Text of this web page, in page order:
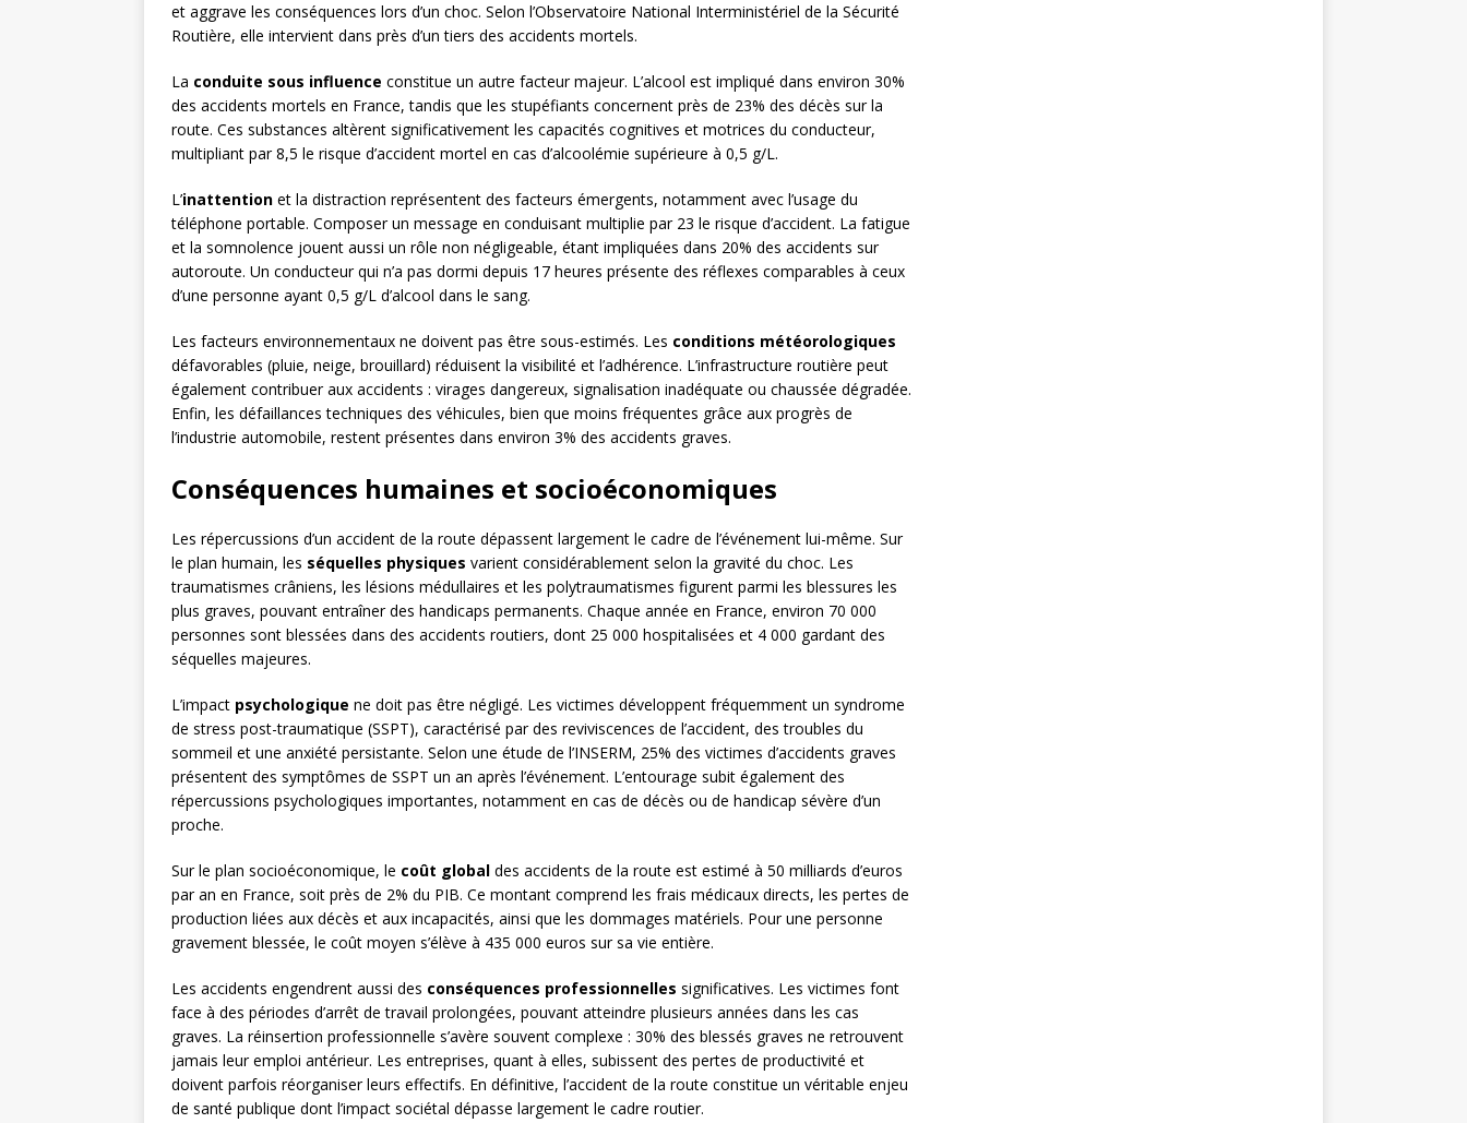
et aggrave les conséquences lors d’un choc. Selon l’Observatoire National Interministériel de la Sécurité
Routière, elle intervient dans près d’un tiers des accidents mortels.
La conduite sous influence constitue un autre facteur majeur. L’alcool est impliqué dans environ 30%
des accidents mortels en France, tandis que les stupéfiants concernent près de 23% des décès sur la
route. Ces substances altèrent significativement les capacités cognitives et motrices du conducteur,
multipliant par 8,5 le risque d’accident mortel en cas d’alcoolémie supérieure à 0,5 g/L.
L’inattention et la distraction représentent des facteurs émergents, notamment avec l’usage du
téléphone portable. Composer un message en conduisant multiplie par 23 le risque d’accident. La fatigue
et la somnolence jouent aussi un rôle non négligeable, étant impliquées dans 20% des accidents sur
autoroute. Un conducteur qui n’a pas dormi depuis 17 heures présente des réflexes comparables à ceux
d’une personne ayant 0,5 g/L d’alcool dans le sang.
Les facteurs environnementaux ne doivent pas être sous-estimés. Les conditions météorologiques
défavorables (pluie, neige, brouillard) réduisent la visibilité et l’adhérence. L’infrastructure routière peut
également contribuer aux accidents : virages dangereux, signalisation inadéquate ou chaussée dégradée.
Enfin, les défaillances techniques des véhicules, bien que moins fréquentes grâce aux progrès de
l’industrie automobile, restent présentes dans environ 3% des accidents graves.
Conséquences humaines et socioéconomiques
Les répercussions d’un accident de la route dépassent largement le cadre de l’événement lui-même. Sur
le plan humain, les séquelles physiques varient considérablement selon la gravité du choc. Les
traumatismes crâniens, les lésions médullaires et les polytraumatismes figurent parmi les blessures les
plus graves, pouvant entraîner des handicaps permanents. Chaque année en France, environ 70 000
personnes sont blessées dans des accidents routiers, dont 25 000 hospitalisées et 4 000 gardant des
séquelles majeures.
L’impact psychologique ne doit pas être négligé. Les victimes développent fréquemment un syndrome
de stress post-traumatique (SSPT), caractérisé par des reviviscences de l’accident, des troubles du
sommeil et une anxiété persistante. Selon une étude de l’INSERM, 25% des victimes d’accidents graves
présentent des symptômes de SSPT un an après l’événement. L’entourage subit également des
répercussions psychologiques importantes, notamment en cas de décès ou de handicap sévère d’un
proche.
Sur le plan socioéconomique, le coût global des accidents de la route est estimé à 50 milliards d’euros
par an en France, soit près de 2% du PIB. Ce montant comprend les frais médicaux directs, les pertes de
production liées aux décès et aux incapacités, ainsi que les dommages matériels. Pour une personne
gravement blessée, le coût moyen s’élève à 435 000 euros sur sa vie entière.
Les accidents engendrent aussi des conséquences professionnelles significatives. Les victimes font
face à des périodes d’arrêt de travail prolongées, pouvant atteindre plusieurs années dans les cas
graves. La réinsertion professionnelle s’avère souvent complexe : 30% des blessés graves ne retrouvent
jamais leur emploi antérieur. Les entreprises, quant à elles, subissent des pertes de productivité et
doivent parfois réorganiser leurs effectifs. En définitive, l’accident de la route constitue un véritable enjeu
de santé publique dont l’impact sociétal dépasse largement le cadre routier.